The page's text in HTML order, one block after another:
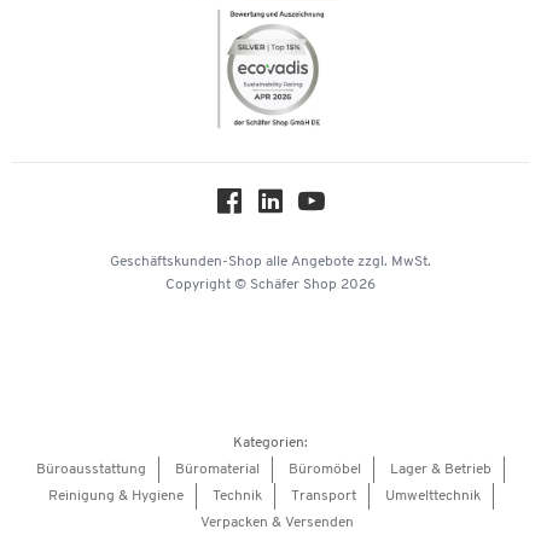
Geschäftskunden-Shop alle Angebote zzgl. MwSt.
Copyright © Schäfer Shop 2026
Kategorien:
Büroausstattung
Büromaterial Büromöbel
Lager & Betrieb
Reinigung & Hygiene
Technik Transport
Umwelttechnik
Verpacken & Versenden